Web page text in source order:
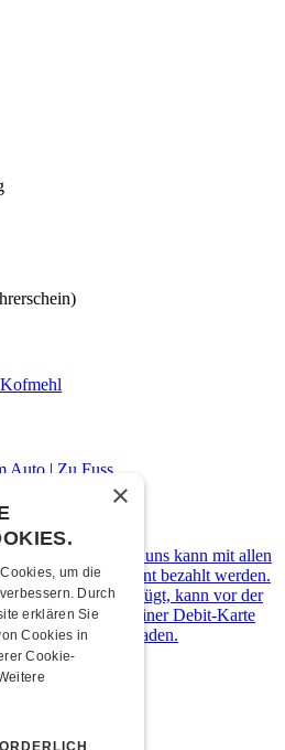
Auto | Zu Fuss
ist cashfree. Bei uns kann mit allen
sowie Twint bezahlt werden.
Zahlungsmittel verfügt, kann vor der
Wallet in Form einer Debit-Karte
diese mit Bargeld laden.
×
um die
Durch
erklären Sie
Cookies in
Cookie-